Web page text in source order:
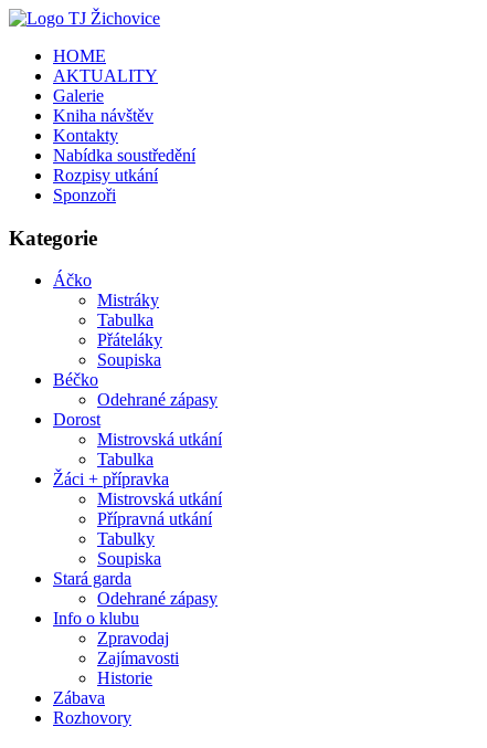
HOME
AKTUALITY
Galerie
Kniha návštěv
Kontakty
Nabídka soustředění
Rozpisy utkání
Sponzoři
Kategorie
Áčko
Mistráky
Tabulka
Přáteláky
Soupiska
Béčko
Odehrané zápasy
Dorost
Mistrovská utkání
Tabulka
Žáci + přípravka
Mistrovská utkání
Přípravná utkání
Tabulky
Soupiska
Stará garda
Odehrané zápasy
Info o klubu
Zpravodaj
Zajímavosti
Historie
Zábava
Rozhovory